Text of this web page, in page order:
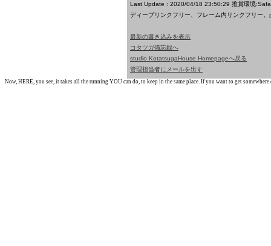
Last Update : 2020/04/18 23:50:29 推賞環境
ディープリンクフリー、フレーム内リンクフリー。
最新の書き込みを表示
コタツガ備忘録へ
studio KotatsugaHouse Homepageへ戻る
管理担当者にメールを出す
Now, HERE, you see, it takes all the running YOU can do, to keep in the same place. If you want to get